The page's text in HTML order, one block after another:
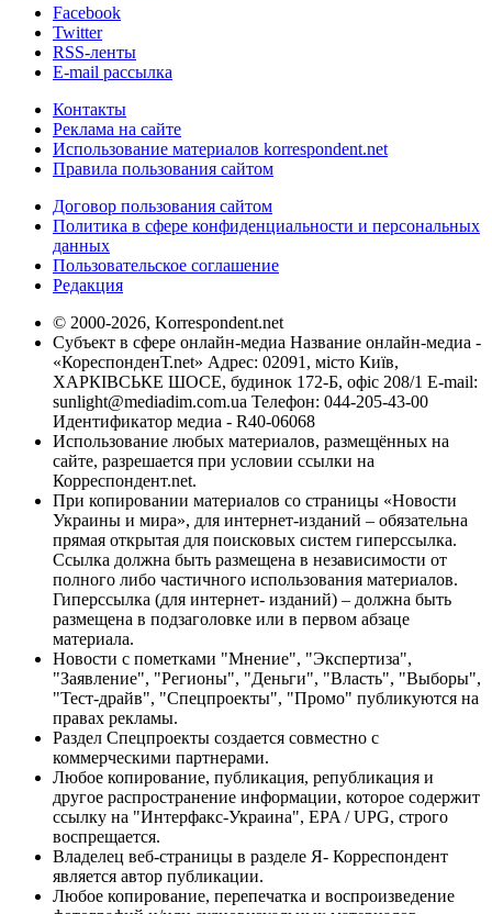
Facebook
Twitter
RSS-ленты
E-mail рассылка
Контакты
Реклама на сайте
Использование материалов korrespondent.net
Правила пользования сайтом
Договор пользования сайтом
Политика в сфере конфиденциальности и персональных
данных
Пользовательское соглашение
Редакция
© 2000-2026, Korrespondent.net
Субъект в сфере онлайн-медиа Название онлайн-медиа -
«КореспонденТ.net» Адрес: 02091, місто Київ,
ХАРКІВСЬКЕ ШОСЕ, будинок 172-Б, офіс 208/1 E-mail:
sunlight@mediadim.com.ua Телефон: 044-205-43-00
Идентификатор медиа - R40-06068
Использование любых материалов, размещённых на
сайте, разрешается при условии ссылки на
Корреспондент.net.
При копировании материалов со страницы «Новости
Украины и мира», для интернет-изданий – обязательна
прямая открытая для поисковых систем гиперссылка.
Ссылка должна быть размещена в независимости от
полного либо частичного использования материалов.
Гиперссылка (для интернет- изданий) – должна быть
размещена в подзаголовке или в первом абзаце
материала.
Новости с пометками "Мнение", "Экспертиза",
"Заявление", "Регионы", "Деньги", "Власть", "Выборы",
"Тест-драйв", "Спецпроекты", "Промо" публикуются на
правах рекламы.
Раздел Спецпроекты создается совместно с
коммерческими партнерами.
Любое копирование, публикация, републикация и
другое распространение информации, которое содержит
ссылку на "Интерфакс-Украина", EPA / UPG, строго
воспрещается.
Владелец веб-страницы в разделе Я- Корреспондент
является автор публикации.
Любое копирование, перепечатка и воспроизведение